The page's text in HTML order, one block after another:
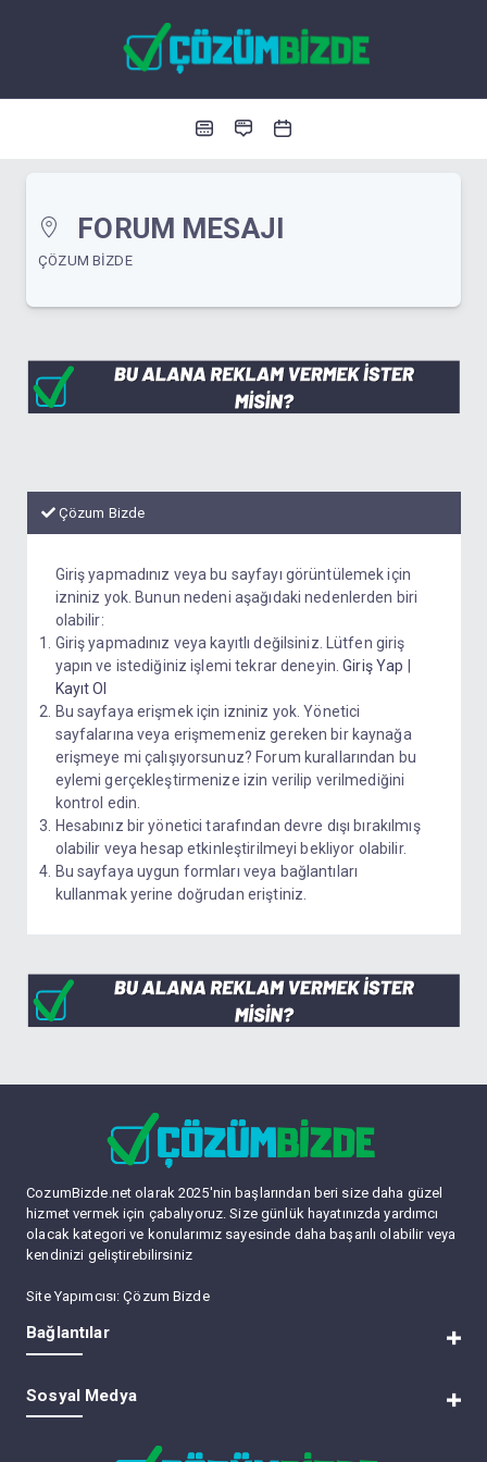
FORUM MESAJI
ÇÖZUM BIZDE
Çözum Bizde
Giriş yapmadınız veya bu sayfayı görüntülemek için
izniniz yok. Bunun nedeni aşağıdaki nedenlerden biri
olabilir:
Giriş yapmadınız veya kayıtlı değilsiniz. Lütfen giriş
yapın ve istediğiniz işlemi tekrar deneyin.Giriş Yap
Kayıt Ol
Bu sayfaya erişmek için izniniz yok. Yönetici
sayfalarına veya erişmemeniz gereken bir kaynağa
erişmeye mi çalışıyorsunuz? Forum kurallarından bu
eylemi gerçekleştirmenize izin verilip verilmediğini
kontrol edin.
Hesabınız bir yönetici tarafından devre dışı bırakılmış
olabilir veya hesap etkinleştirilmeyi bekliyor olabilir.
Bu sayfaya uygun formları veya bağlantıları
kullanmak yerine doğrudan eriştiniz.
CozumBizde.net olarak 2025'nin başlarından beri size daha güzel
hizmet vermek için çabalıyoruz. Size günlük hayatınızda yardımcı
olacak kategori ve konularımız sayesinde daha başarılı olabilir veya
kendinizi geliştirebilirsiniz
Site Yapımcısı:Çözum Bizde
Bağlantılar
Lite (Arşiv) Modu
Sosyal Medya